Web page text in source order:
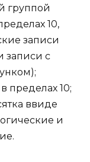
группой
10,
записи
записи с
пределах 10;
ввиде
и